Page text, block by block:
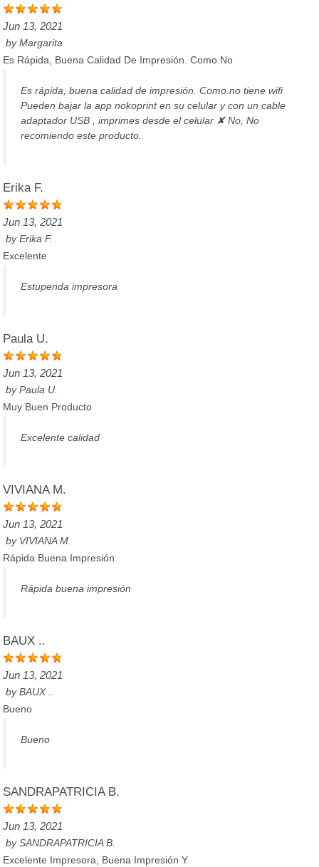
Jun 13, 2021
byMargarita
Es Rápida, Buena Calidad De Impresión. Como.no
Es rápida, buena calidad de impresión. Como.no tiene wifi
Pueden bajar la app nokoprint en su celular y con un cable
adaptador USB , imprimes desde el celular ✘ No, No
recomiendo este producto.
Erika F.
Jun 13, 2021
byErika F.
Excelente
Estupenda impresora
Paula U.
Jun 13, 2021
byPaula U.
Muy Buen Producto
Excelente calidad
VIVIANA M.
Jun 13, 2021
by VIVIANA M.
Rápida Buena Impresión
Rápida buena impresión
BAUX ..
Jun 13, 2021
byBAUX ..
Bueno
Bueno
SANDRAPATRICIA B.
Jun 13, 2021
bySANDRAPATRICIA B.
Excelente Impresora, Buena Impresión Y